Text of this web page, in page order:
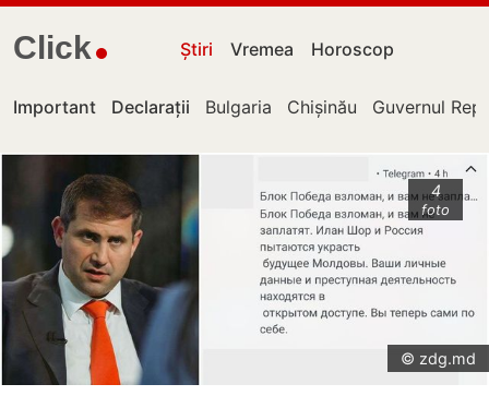
Click Știri Vremea Horoscop
Important Declarații Bulgaria Chișinău Guvernul
4
foto
© zdg.md